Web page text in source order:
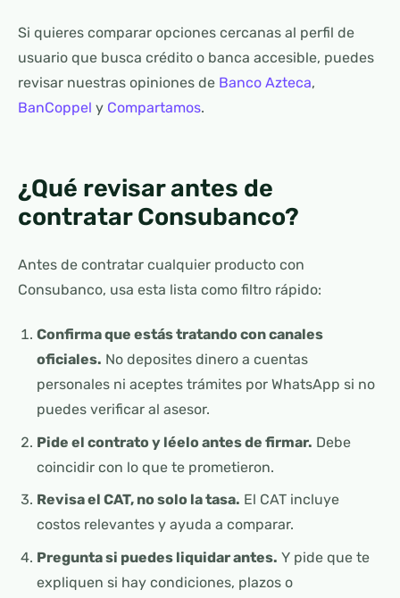
Si quieres comparar opciones cercanas al perfil de
usuario que busca crédito o banca accesible, puedes
revisar nuestras opiniones de Banco Azteca,
BanCoppel y Compartamos.
¿Qué revisar antes de
contratar Consubanco?
Antes de contratar cualquier producto con
Consubanco, usa esta lista como filtro rápido:
Confirma que estás tratando con canales
oficiales. No deposites dinero a cuentas
personales ni aceptes trámites por WhatsApp si no
puedes verificar al asesor.
Pide el contrato y léelo antes de firmar. Debe
coincidir con lo que te prometieron.
Revisa el CAT, no solo la tasa. El CAT incluye
costos relevantes y ayuda a comparar.
Pregunta si puedes liquidar antes. Y pide que te
expliquen si hay condiciones, plazos o